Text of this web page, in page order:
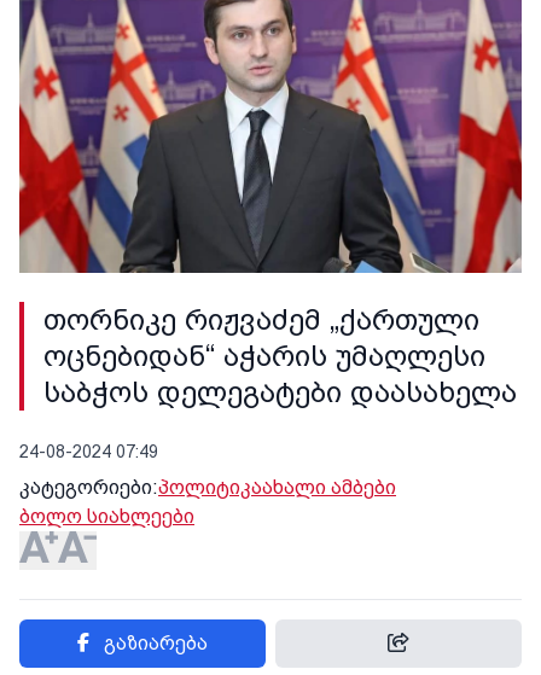
თორნიკე რიჟვაძემ „ქართული
ოცნებიდან“ აჭარის უმაღლესი
საბჭოს დელეგატები დაასახელა
24-08-2024 07:49
კატეგორიები:პოლიტიკაახალი ამბები
ბოლო სიახლეები
გაზიარება